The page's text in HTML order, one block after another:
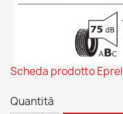
Scheda prodotto Eprel
Quantità